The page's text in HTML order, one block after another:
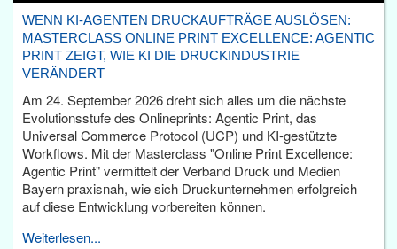
WENN KI-AGENTEN DRUCKAUFTRÄGE AUSLÖSEN:
MASTERCLASS ONLINE PRINT EXCELLENCE: AGENTIC
PRINT ZEIGT, WIE KI DIE DRUCKINDUSTRIE
VERÄNDERT
Am 24. September 2026 dreht sich alles um die nächste
Evolutionsstufe des Onlineprints: Agentic Print, das
Universal Commerce Protocol (UCP) und KI-gestützte
Workflows. Mit der Masterclass "Online Print Excellence:
Agentic Print" vermittelt der Verband Druck und Medien
Bayern praxisnah, wie sich Druckunternehmen erfolgreich
auf diese Entwicklung vorbereiten können.
Weiterlesen...